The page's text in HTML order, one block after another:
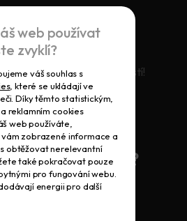
ty dodané naší společností!
potřebovat?
komponent
web používat
zvyklí?
váš souhlas s
, které se ukládají ve
Díky těmto statistickým,
reklamním cookies
web používáte,
zobrazené informace a
obtěžovat nerelevantní
také pokračovat pouze
pro fungování webu.
energii pro další